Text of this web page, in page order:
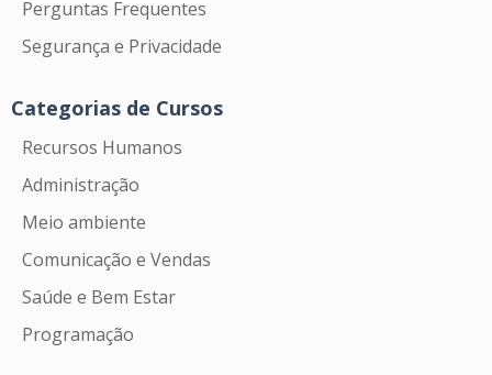
Perguntas Frequentes
Segurança e Privacidade
Categorias de Cursos
Recursos Humanos
Administração
Meio ambiente
Comunicação e Vendas
Saúde e Bem Estar
Programação